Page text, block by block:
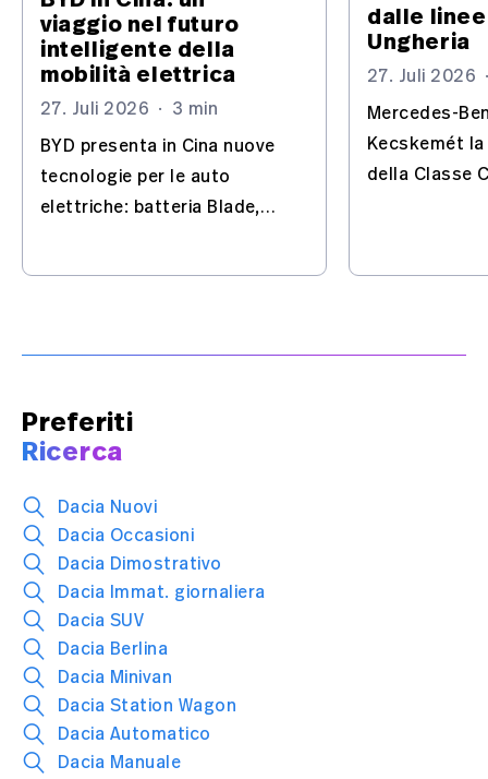
viaggio nel futuro
intelligente della
mobilità elettrica
27. Juli 2026 · 3 min
BYD presenta in Cina nuove
tecnologie per le auto
elettriche: batteria Blade,
dalle
Ungheria
27. Juli 2026
Mercedes-
Kecskemét
della Classe
Preferiti
Ricerca
Dacia Nuovi
Dacia Occasioni
Dacia Dimostrativo
Dacia Immat. giornaliera
Dacia SUV
Dacia Berlina
Dacia Minivan
Dacia Station Wagon
Dacia Automatico
Dacia Manuale